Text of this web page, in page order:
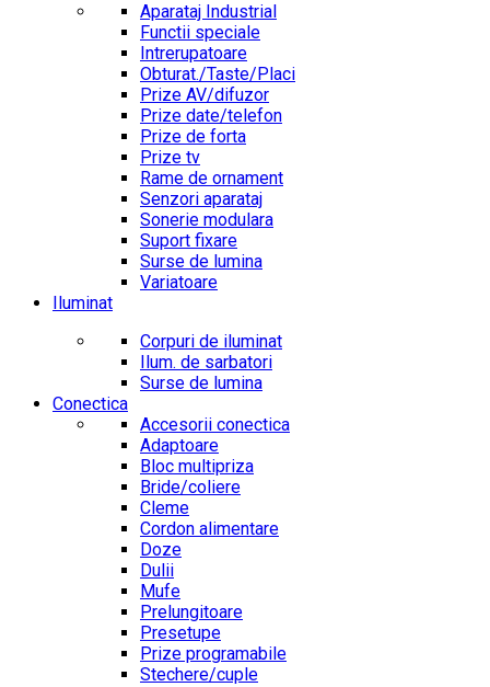
Aparataj Industrial
Functii speciale
Intrerupatoare
Obturat./Taste/Placi
Prize AV/difuzor
Prize date/telefon
Prize de forta
Prize tv
Rame de ornament
Senzori aparataj
Sonerie modulara
Suport fixare
Surse de lumina
Variatoare
Iluminat
Corpuri de iluminat
Ilum. de sarbatori
Surse de lumina
Conectica
Accesorii conectica
Adaptoare
Bloc multipriza
Bride/coliere
Cleme
Cordon alimentare
Doze
Dulii
Mufe
Prelungitoare
Presetupe
Prize programabile
Stechere/cuple